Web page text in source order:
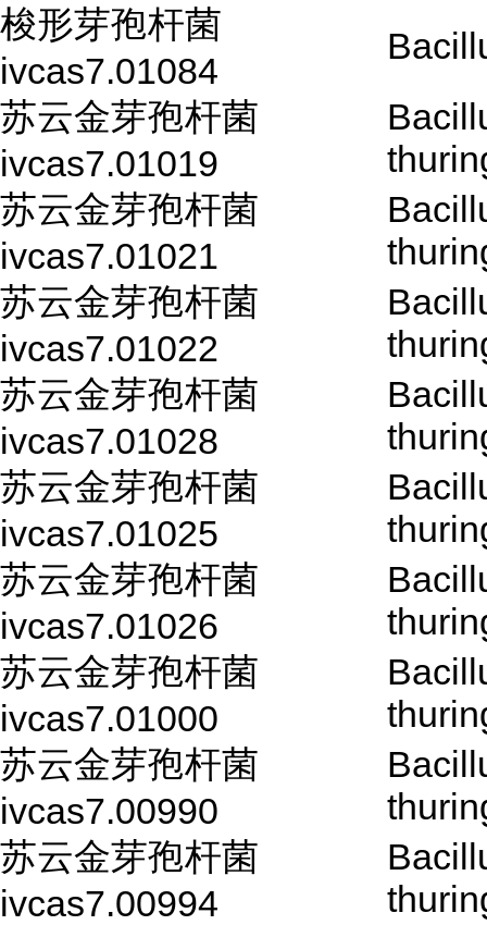
梭形芽孢杆菌
ivcas7.01084
苏云金芽孢杆菌
ivcas7.01019
苏云金芽孢杆菌
ivcas7.01021
苏云金芽孢杆菌
ivcas7.01022
苏云金芽孢杆菌
ivcas7.01028
苏云金芽孢杆菌
ivcas7.01025
苏云金芽孢杆菌
ivcas7.01026
苏云金芽孢杆菌
ivcas7.01000
苏云金芽孢杆菌
ivcas7.00990
苏云金芽孢杆菌
ivcas7.00994